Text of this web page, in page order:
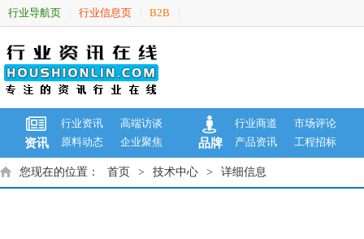
行业导航页 行业信息页 B2B
资讯
行业资讯
高端访谈
原料动态
企业聚焦 品牌
行业商道
市场评论
产品资讯
工程招标
您现在的位置： 首页 > 技术中心 > 详细信息